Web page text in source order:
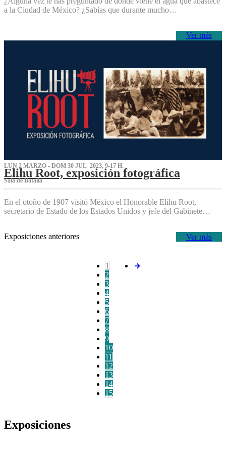
a la Ciudad de México? ¿Sabías que durante mucho…
Ver más
LUN 2 MARZO - DOM 30 JUL 2023, 9-17 H.
Elihu Root, exposición fotográfica
Sala de Batalla
En el otoño de 1907 visitó México el Honorable Elihu Root,
secretario de Estado de los Estados Unidos y jefe del Gabinete…
Ver más
Exposiciones anteriores
1
2
3
4
5
6
7
8
9
10
11
12
13
14
15
Exposiciones